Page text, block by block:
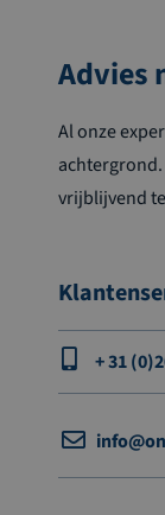
Advies
Al onze
vrijblijvend
+ 31